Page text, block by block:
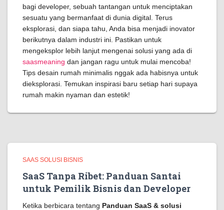
bagi developer, sebuah tantangan untuk menciptakan
sesuatu yang bermanfaat di dunia digital. Terus
eksplorasi, dan siapa tahu, Anda bisa menjadi inovator
berikutnya dalam industri ini. Pastikan untuk
mengeksplor lebih lanjut mengenai solusi yang ada di
saasmeaning dan jangan ragu untuk mulai mencoba!
Tips desain rumah minimalis nggak ada habisnya untuk
dieksplorasi. Temukan inspirasi baru setiap hari supaya
rumah makin nyaman dan estetik!
SAAS SOLUSI BISNIS
SaaS Tanpa Ribet: Panduan Santai
untuk Pemilik Bisnis dan Developer
Ketika berbicara tentang Panduan SaaS & solusi